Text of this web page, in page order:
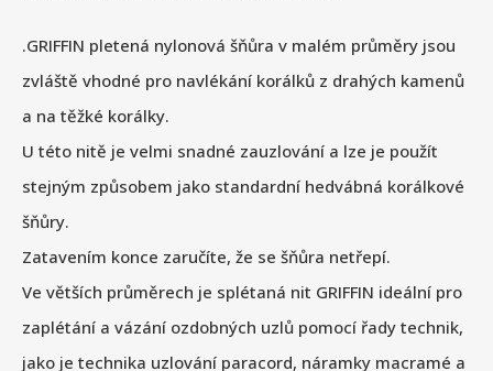
.GRIFFIN pletená nylonová šňůra v malém průměry jsou
zvláště vhodné pro navlékání korálků z drahých kamenů
a na těžké korálky.
U této nitě je velmi snadné zauzlování a lze je použít
stejným způsobem jako standardní hedvábná korálkové
šňůry.
Zatavením konce zaručíte, že se šňůra netřepí.
Ve větších průměrech je splétaná nit GRIFFIN ideální pro
zaplétání a vázání ozdobných uzlů pomocí řady technik,
jako je technika uzlování paracord, náramky macramé a